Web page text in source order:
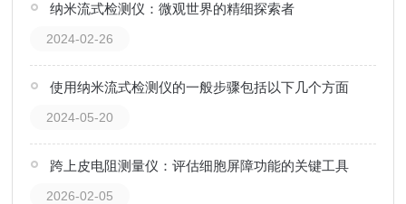
纳米流式检测仪：微观世界的精细探索者
2024-02-26
使用纳米流式检测仪的一般步骤包括以下几个方面
2024-05-20
跨上皮电阻测量仪：评估细胞屏障功能的关键工具
2026-02-05